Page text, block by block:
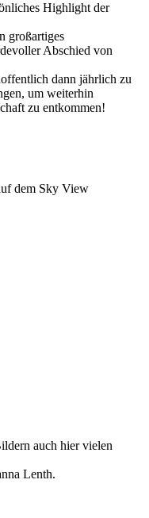
Highlight der
großartiges
Abschied von
dann jährlich zu
um weiterhin
zu entkommen!
dem Sky View
auch hier vielen
Lenth.